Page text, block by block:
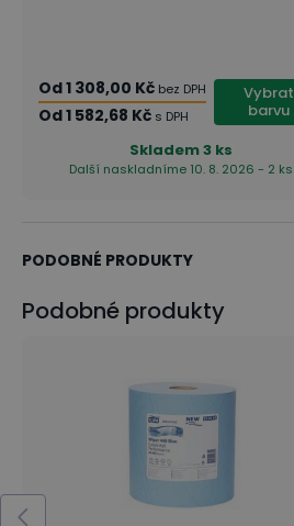
Od1 308,00 Kč bez DPH
Od1 582,68 Kč s DPH
Vybrat
barvu
Skladem3 ks
Další naskladníme 10. 8. 2026 - 2 ks
PODOBNÉ PRODUKTY
Podobné produkty